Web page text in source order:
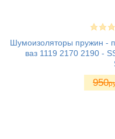
Шумоизоляторы пружин -
ваз 1119 2170 2190 -
950